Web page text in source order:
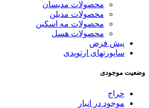
محصولات مدیسان
محصولات مدیلن
محصولات مه اسکین
محصولات هسل
پیش فرض
ساپورتهای ارتوپدی
وضعیت موجودی
حراج
موجود در انبار